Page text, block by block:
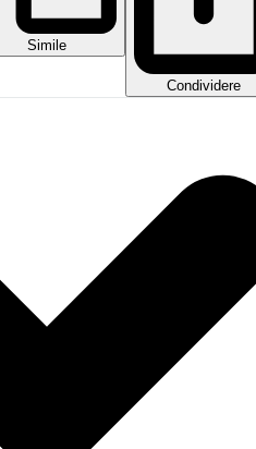
Simile
Condividere